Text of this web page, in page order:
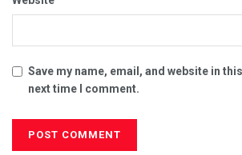
Save my name, email, and website in
next time I comment.